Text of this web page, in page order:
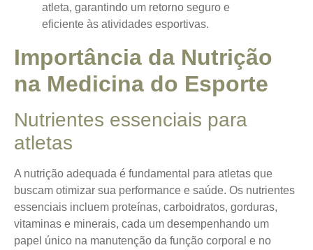
atleta, garantindo um retorno seguro e
eficiente às atividades esportivas.
Importância da Nutrição
na Medicina do Esporte
Nutrientes essenciais para
atletas
A nutrição adequada é fundamental para atletas que
buscam otimizar sua performance e saúde. Os nutrientes
essenciais incluem proteínas, carboidratos, gorduras,
vitaminas e minerais, cada um desempenhando um
papel único na manutenção da função corporal e no